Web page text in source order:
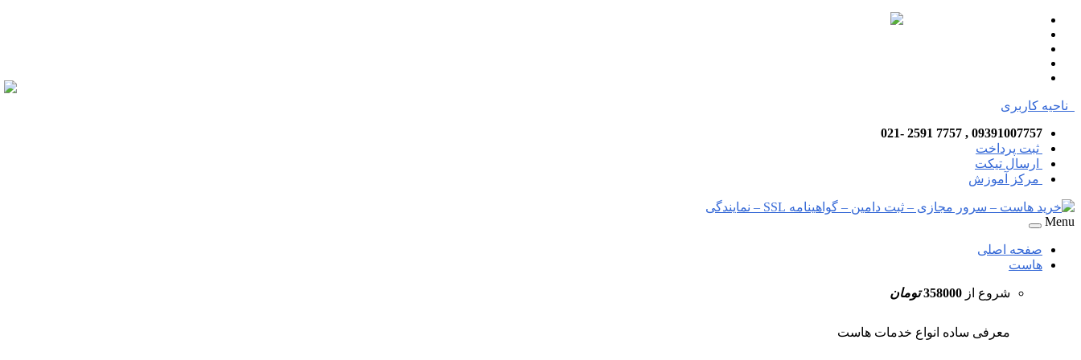
ناحیه کاربری
09391007757 , 7757 2591 -021
ثبت پرداخت
ارسال تیکت
مرکز آموزش
Menu
صفحه اصلی
هاست
شروع از 358000 تومان
معرفی ساده انواع خدمات هاست